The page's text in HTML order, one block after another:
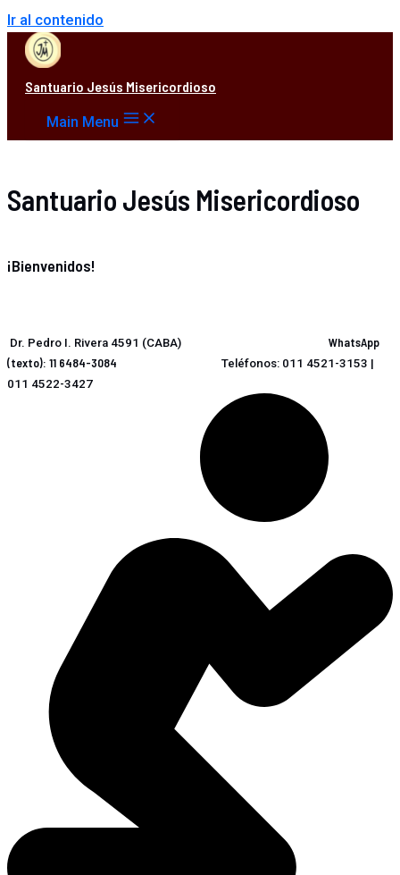
Ir al contenido
Santuario Jesús Misericordioso
Main Menu
Santuario Jesús Misericordioso
¡Bienvenidos!
Dr. Pedro I. Rivera 4591 (CABA)
WhatsApp
(texto): 11 6484-3084
Teléfonos: 011 4521-3153 |
011 4522-3427